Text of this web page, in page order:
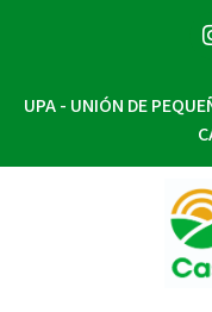
UPA - UNIÓN DE